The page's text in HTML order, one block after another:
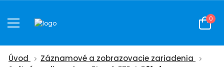
0
Úvod
Záznamové a zobrazovacie zariadenia